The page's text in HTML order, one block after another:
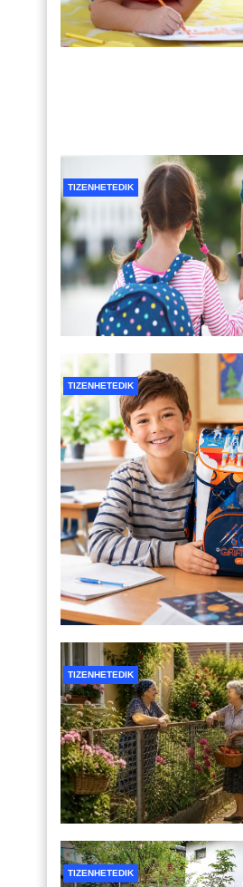
TIZENHETEDIK
TIZENHETEDIK
TIZENHETEDIK
TIZENHETEDIK